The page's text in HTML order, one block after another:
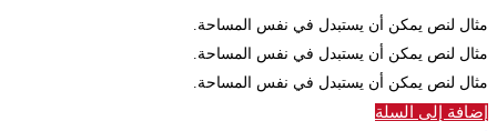
مثال لنص يمكن أن يستبدل في نفس المساحة.
مثال لنص يمكن أن يستبدل في نفس المساحة.
مثال لنص يمكن أن يستبدل في نفس المساحة.
إضافة إلى السلة